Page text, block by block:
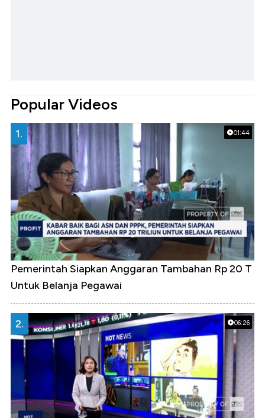
Popular Videos
01:44
1.
Pemerintah Siapkan Anggaran Tambahan Rp 20 T
Untuk Belanja Pegawai
06:26
2.